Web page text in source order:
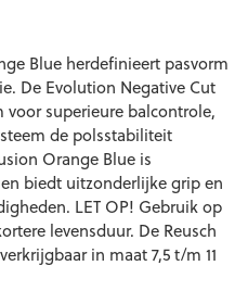
Blue herdefinieert pasvorm
De Evolution Negative Cut
superieure balcontrole,
de polsstabiliteit
Orange Blue is
biedt uitzonderlijke grip en
LET OP! Gebruik op
levensduur. De Reusch
in maat 7,5 t/m 11